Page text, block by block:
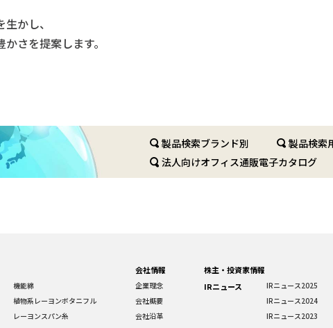
かし、
さを提案します。
製品検索ブランド別
製品検索
法人向けオフィス通販電子カタログ
機能綿
植物系レーヨンボタニフル
レーヨンスパン糸
会社情報
企業理念
会社概要
会社沿革
株主・投資家情報
IRニュース
IRニュース2025
IRニュース2024
IRニュース2023